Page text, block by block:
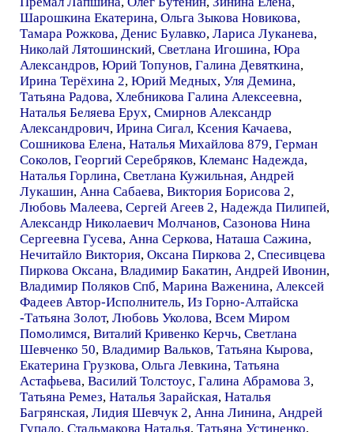
Шарошкина Екатерина, Ольга Зыкова Новикова,
Тамара Рожкова, Денис Булавко, Лариса Луканева,
Николай Лятошинский, Светлана Игошина, Юра
Александров, Юрий Топунов, Галина Девяткина,
Ирина Терёхина 2, Юрий Медных, Уля Демина,
Татьяна Радова, Хлебникова Галина Алексеевна,
Наталья Беляева Ерух, Смирнов Александр
Александрович, Ирина Сигал, Ксения Качаева,
Сошникова Елена, Наталья Михайлова 879, Герман
Соколов, Георгий Серебряков, Клеманс Надежда,
Наталья Горлина, Светлана Кужильная, Андрей
Лукашин, Анна Сабаева, Виктория Борисова 2,
Любовь Малеева, Сергей Агеев 2, Надежда Пилипей,
Александр Николаевич Молчанов, Сазонова Нина
Сергеевна Гусева, Анна Серкова, Наташа Сажина,
Нечитайло Виктория, Оксана Пиркова 2, Спесивцева
Пиркова Оксана, Владимир Бакатин, Андрей Ивонин,
Владимир Поляков Спб, Марина Важенина, Алексей
Фадеев Автор-Исполнитель, Из Горно-Алтайска
-Татьяна Золот, Любовь Уколова, Всем Миром
Помолимся, Виталий Кривенко Керчь, Светлана
Шевченко 50, Владимир Вальков, Татьяна Кырова,
Екатерина Грузкова, Ольга Левкина, Татьяна
Астафьева, Василий Толстоус, Галина Абрамова 3,
Татьяна Ремез, Наталья Зарайская, Наталья
Багрянская, Лидия Шевчук 2, Анна Линина, Андрей
Гупало, Стальмакова Наталья, Татьяна Устиненко,